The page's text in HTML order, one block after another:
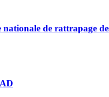
de rattrapage